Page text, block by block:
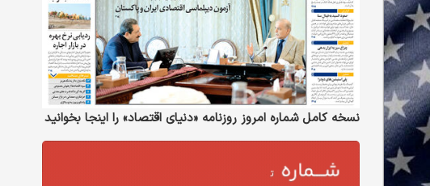
نسخه کامل شماره امروز روزنامه «دنیای‌ اقتصاد» را اینجا بخوانید